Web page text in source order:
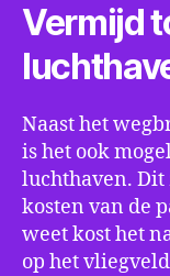
Vermijd
Naast het
is het ook
luchthaven. Dit
kosten van de
weet kost het
op het